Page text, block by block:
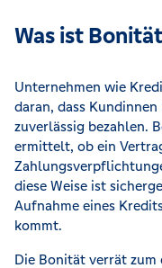
Was ist
Unternehmen wie
daran, dass
zuverlässig bezahlen.
ermittelt, ob ein
diese Weise ist
Aufnahme eines
kommt.
Die Bonität verrät